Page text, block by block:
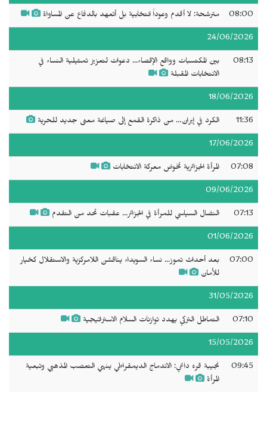
08:00 مترشحة: لا أقدم وعوداً انتخابية بل أتعهد بالدفاع عن المساواة
24/06/2026
08:13
بين المكتسبات وواقع الإقصاء... دعوات لتعزيز تمثيلية النساء في
الانتخابات المقبلة
18/06/2026
11:36 الكرد في إيران… من ذاكرة القمع إلى صياغة معنى جديد للحرية
17/06/2026
07:08 المرأة الجزائرية تخوض معركة الانتخابات
09/06/2026
07:13 النضال السياسي للمرأة في الجزائر... عقبات تحد من التقدم
01/06/2026
07:00
بعد أحداث تموز... نساء السويداء يناقشن اللامركزية والاستقلال كخيار
للأمان
31/05/2026
07:10 التماطل التركي يهدد توازنات السلام الاستراتيجية
15/05/2026
09:45
نجيبة قره داغي: الاندماج الديمقراطي ينهي التعصب المذهبي وتبعية
المرأة